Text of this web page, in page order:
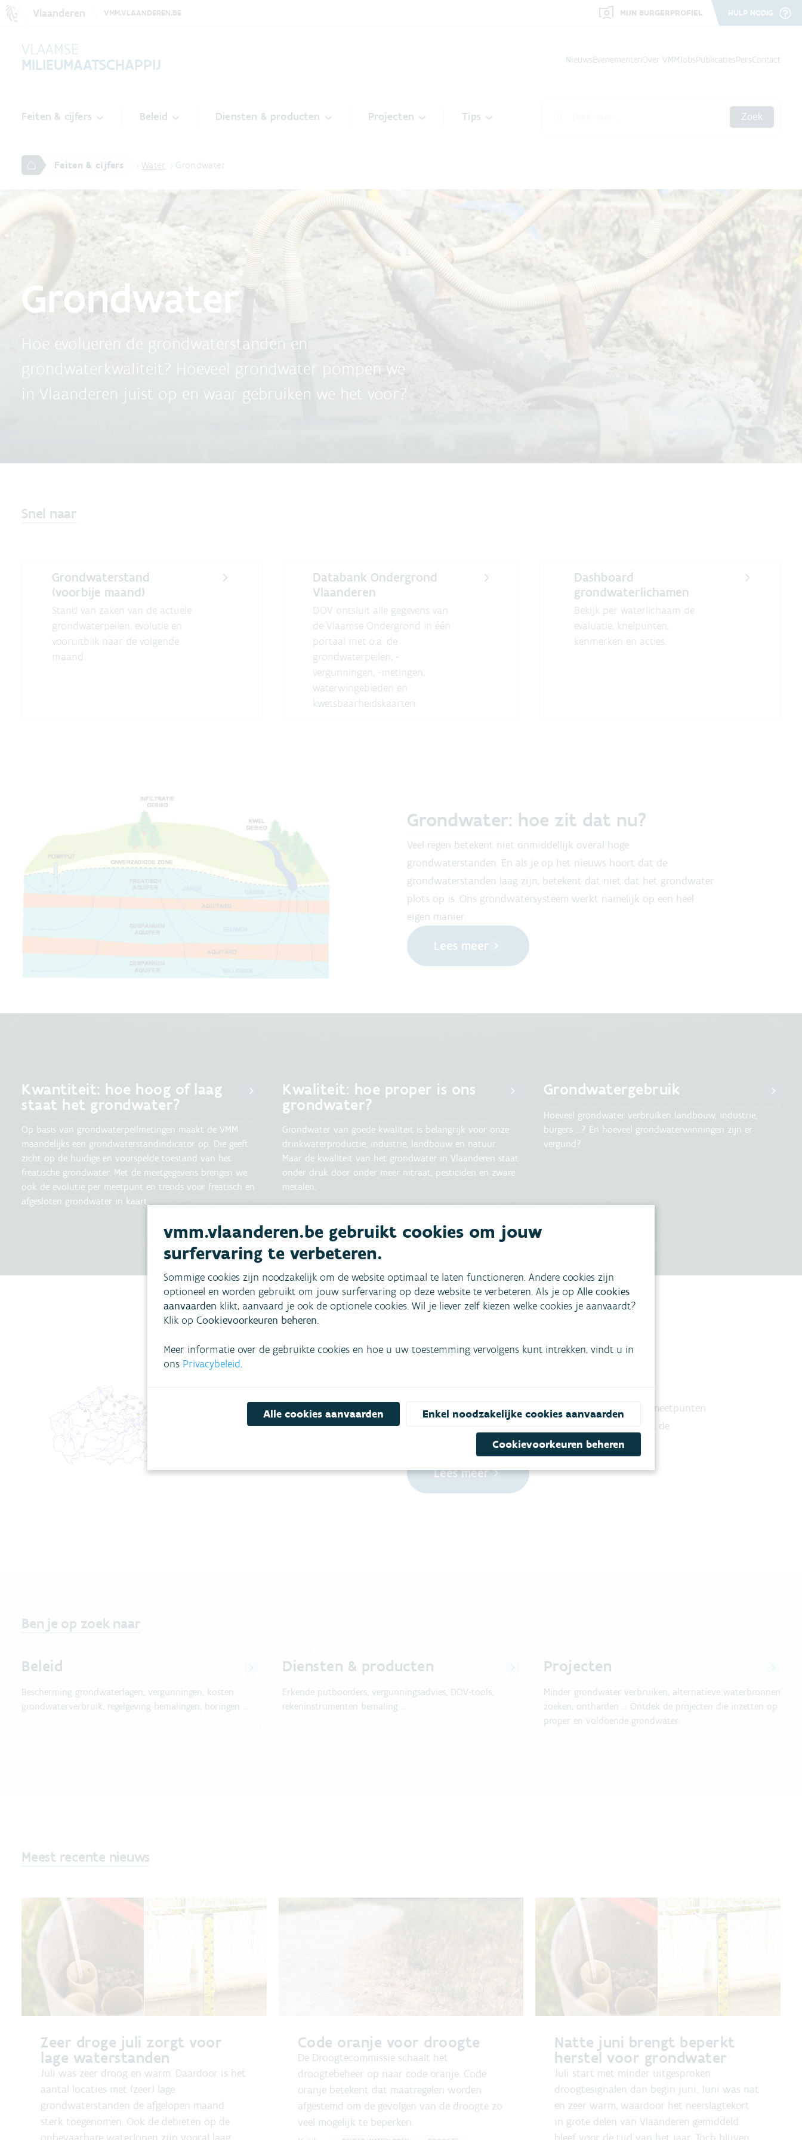
Vlaanderen VMM.VLAANDEREN.BE MIJN BURGERPROFIEL HULP NODIG
VLAAMSE
MILIEUMAATSCHAPPIJ
NieuwsEvenementenOver VMMJobsPublicatiesPersContact
Feiten & cijfers Beleid Diensten & producten Projecten Tips Zoek
Feiten & cijfers Water Grondwater
Grondwater
Hoe evolueren de grondwaterstanden en
grondwaterkwaliteit? Hoeveel grondwater pompen we
in Vlaanderen juist op en waar gebruiken we het voor?
Snel naar
Grondwaterstand
(voorbije maand)
Stand van zaken van de actuele
grondwaterpeilen, evolutie en
vooruitblik naar de volgende
maand.
Databank Ondergrond
Vlaanderen
DOV ontsluit alle gegevens van
de Vlaamse Ondergrond in één
portaal met o.a. de
grondwaterpeilen, -
vergunningen, -metingen,
waterwingebieden en
kwetsbaarheidskaarten.
Dashboard
grondwaterlichamen
Bekijk per waterlichaam de
evaluatie, knelpunten,
kenmerken en acties.
Grondwater: hoe zit dat nu?
Veel regen betekent niet onmiddellijk overal hoge
grondwaterstanden. En als je op het nieuws hoort dat de
grondwaterstanden laag zijn, betekent dat niet dat het grondwater
plots op is. Ons grondwatersysteem werkt namelijk op een heel
eigen manier.
Lees meer
Kwantiteit: hoe hoog of laag
staat het grondwater?
Op basis van grondwaterpeilmetingen maakt de VMM
maandelijks een grondwaterstandindicator op. Die geeft
zicht op de huidige en voorspelde toestand van het
freatische grondwater. Met de meetgegevens brengen we
ook de evolutie per meetpunt en trends voor freatisch en
afgesloten grondwater in kaart.
Kwaliteit: hoe proper is ons
grondwater?
Grondwater van goede kwaliteit is belangrijk voor onze
drinkwaterproductie, industrie, landbouw en natuur.
Maar de kwaliteit van het grondwater in Vlaanderen staat
onder druk door onder meer nitraat, pesticiden en zware
metalen.
Grondwatergebruik
Hoeveel grondwater verbruiken landbouw, industrie,
burgers ...? En hoeveel grondwaterwinningen zijn er
vergund?
grondwaterkwaliteit in Vlaanderen? De resultaten en meetpunten
van 10 grondwatermeetnetten worden aangeboden via de
Databank Ondergrond Vlaanderen.
Lees meer
Ben je op zoek naar
Beleid
Bescherming grondwaterlagen, vergunningen, kosten
grondwaterverbruik, regelgeving bemalingen, boringen ...
Diensten & producten
Erkende putboorders, vergunningsadvies, DOV-tools,
rekeninstrumenten bemaling ...
Projecten
Minder grondwater verbruiken, alternatieve waterbronnen
zoeken, ontharden ... Ontdek de projecten die inzetten op
proper en voldoende grondwater.
Meest recente nieuws
Zeer droge juli zorgt voor
lage waterstanden
Juli was zeer droog en warm. Daardoor is het
aantal locaties met (zeer) lage
grondwaterstanden de afgelopen maand
sterk toegenomen. Ook de debieten op de
Code oranje voor droogte
De Droogtecommissie schaalt het
droogtebeheer op naar code oranje. Code
oranje betekent dat maatregelen worden
afgestemd om de gevolgen van de droogte zo
veel mogelijk te beperken.
Natte juni brengt beperkt
herstel voor grondwater
Juli start met minder uitgesproken
droogtesignalen dan begin juni. Juni was nat
en zeer warm, waardoor het neerslagtekort
in grote delen van Vlaanderen gemiddeld
vmm.vlaanderen.be gebruikt cookies om jouw
surfervaring te verbeteren.
Sommige cookies zijn noodzakelijk om de website optimaal te laten functioneren. Andere cookies zijn
optioneel en worden gebruikt om jouw surfervaring op deze website te verbeteren. Als je op Alle cookies
aanvaarden klikt, aanvaard je ook de optionele cookies. Wil je liever zelf kiezen welke cookies je aanvaardt?
Klik op Cookievoorkeuren beheren.
Meer informatie over de gebruikte cookies en hoe u uw toestemming vervolgens kunt intrekken, vindt u in
ons Privacybeleid.
Alle cookies aanvaarden Enkel noodzakelijke cookies aanvaarden
Cookievoorkeuren beheren